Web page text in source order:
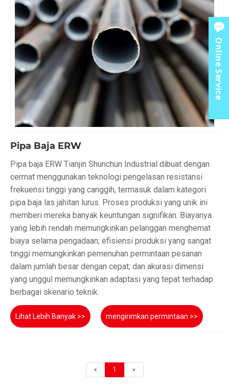
Pipa Baja ERW
Pipa baja ERW Tianjin Shunchun Industrial dibuat dengan
cermat menggunakan teknologi pengelasan resistansi
frekuensi tinggi yang canggih, termasuk dalam kategori
pipa baja las jahitan lurus. Proses produksi yang unik ini
memberi mereka banyak keuntungan signifikan. Biayanya
yang lebih rendah memungkinkan pelanggan menghemat
biaya selama pengadaan; efisiensi produksi yang sangat
tinggi memungkinkan pemenuhan permintaan pesanan
dalam jumlah besar dengan cepat; dan akurasi dimensi
yang unggul memungkinkan adaptasi yang tepat terhadap
berbagai skenario teknik.
Lihat Lebih Banyak >> mengirimkan permintaan >>
« 1 »
Online Service